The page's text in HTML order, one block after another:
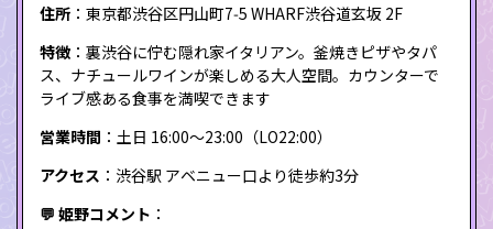
住所 ：東京都渋谷区円山町7‑5 WHARF渋谷道玄坂 2F
特徴 ：裏渋谷に佇む隠れ家イタリアン。釜焼きピザやタパ
ス、ナチュールワインが楽しめる大人空間。カウンターで
ライブ感ある食事を満喫できます
営業時間 ：土日 16:00〜23:00（LO22:00）
アクセス ：渋谷駅 アベニュー口より徒歩約3分
💬 姫野コメント ：